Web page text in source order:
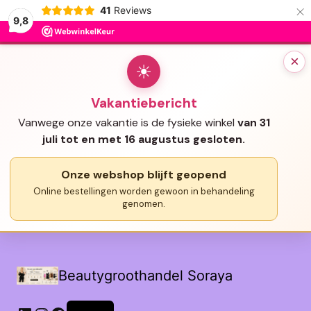
9,8
41 Reviews ×
×
☀
Vakantiebericht
Vanwege onze vakantie is de fysieke winkel van 31
juli tot en met 16 augustus gesloten.
Onze webshop blijft geopend
Online bestellingen worden gewoon in behandeling
genomen.
Beautygroothandel Soraya